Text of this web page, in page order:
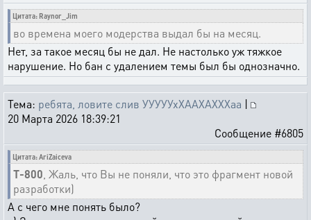
Цитата: Raynor_Jim
во времена моего модерства выдал бы на месяц.
Нет, за такое месяц бы не дал. Не настолько уж тяжкое
нарушение. Но бан с удалением темы был бы однозначно.
Тема: ребята, ловите слив УУУУУхХААХАХХХаа |
20 Марта 2026 18:39:21
Сообщение #6805
Цитата: AriZaiceva
T-800 , Жаль, что Вы не поняли, что это фрагмент новой
разработки)
А с чего мне понять было?